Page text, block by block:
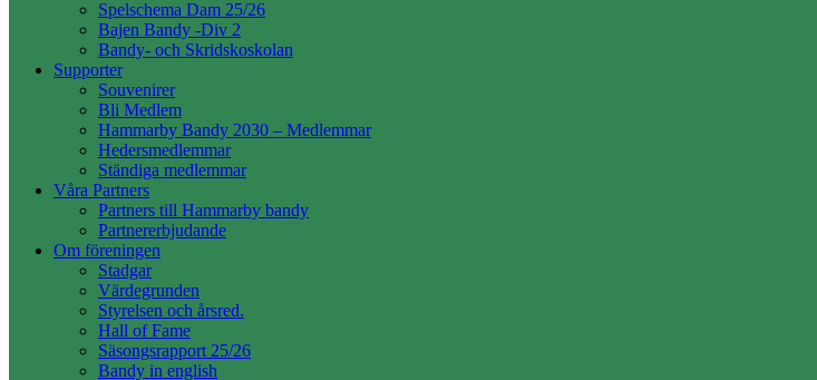
Spelschema Dam 25/26
Bajen Bandy -Div 2
Bandy- och Skridskoskolan
Supporter
Souvenirer
Bli Medlem
Hammarby Bandy 2030 – Medlemmar
Hedersmedlemmar
Ständiga medlemmar
Våra Partners
Partners till Hammarby bandy
Partnererbjudande
Om föreningen
Stadgar
Värdegrunden
Styrelsen och årsred.
Hall of Fame
Säsongsrapport 25/26
Bandy in english